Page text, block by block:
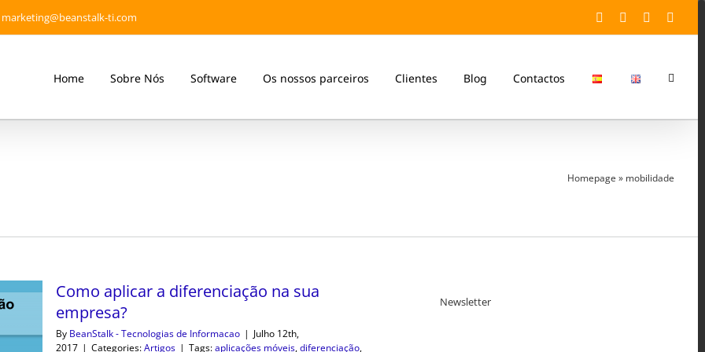
marketing@beanstalk-ti.com Facebook
TwitterYouTube
Home Sobre Nós Software Os nossos parceiros Clientes Blog Contactos
Homepage » mobilidade
Como aplicar a diferenciação na sua
empresa?
By BeanStalk - Tecnologias de Informacao | Julho 12th,
2017 | Categories:Artigos | Tags:aplicações móveis,diferenciação,
Newsletter